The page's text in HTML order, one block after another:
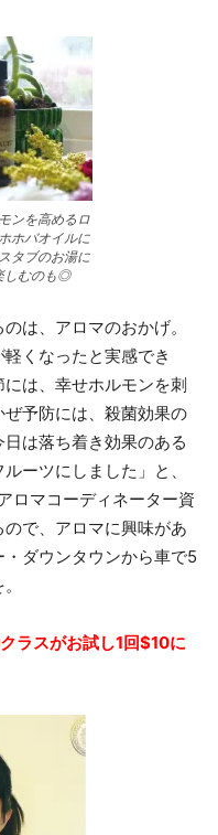
ンを高めるロ
ホバオイルに
タブのお湯に
しむのも◎
は、アロマのおかげ。
くなったと実感でき
は、幸せホルモンを刺
予防には、殺菌効果の
は落ち着き効果のある
ーツにしました」と、
ロマコーディネーター資
で、アロマに興味があ
ダウンタウンから車で5
ラスがお試し1回$10に